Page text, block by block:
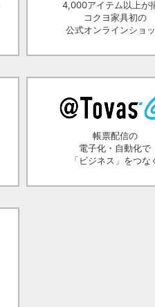
4,000アイテム以上が
コクヨ家具初の
公式オンラインショ
帳票配信の
電子化・自動化で
「ビジネス」をつな